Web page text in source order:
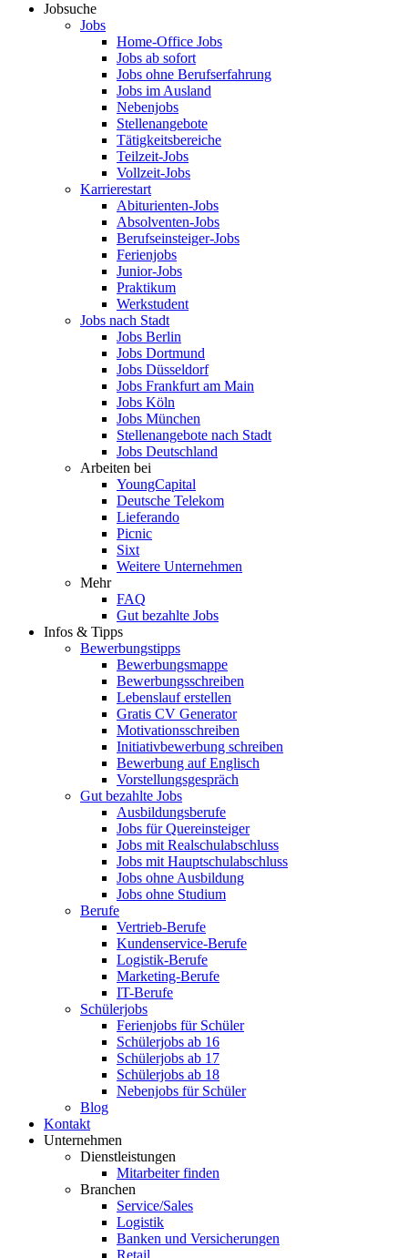
Jobsuche
Jobs
Home-Office Jobs
Jobs ab sofort
Jobs ohne Berufserfahrung
Jobs im Ausland
Nebenjobs
Stellenangebote
Tätigkeitsbereiche
Teilzeit-Jobs
Vollzeit-Jobs
Karrierestart
Abiturienten-Jobs
Absolventen-Jobs
Berufseinsteiger-Jobs
Ferienjobs
Junior-Jobs
Praktikum
Werkstudent
Jobs nach Stadt
Jobs Berlin
Jobs Dortmund
Jobs Düsseldorf
Jobs Frankfurt am Main
Jobs Köln
Jobs München
Stellenangebote nach Stadt
Jobs Deutschland
Arbeiten bei
YoungCapital
Deutsche Telekom
Lieferando
Picnic
Sixt
Weitere Unternehmen
Mehr
FAQ
Gut bezahlte Jobs
Infos & Tipps
Bewerbungstipps
Bewerbungsmappe
Bewerbungsschreiben
Lebenslauf erstellen
Gratis CV Generator
Motivationsschreiben
Initiativbewerbung schreiben
Bewerbung auf Englisch
Vorstellungsgespräch
Gut bezahlte Jobs
Ausbildungsberufe
Jobs für Quereinsteiger
Jobs mit Realschulabschluss
Jobs mit Hauptschulabschluss
Jobs ohne Ausbildung
Jobs ohne Studium
Berufe
Vertrieb-Berufe
Kundenservice-Berufe
Logistik-Berufe
Marketing-Berufe
IT-Berufe
Schülerjobs
Ferienjobs für Schüler
Schülerjobs ab 16
Schülerjobs ab 17
Schülerjobs ab 18
Nebenjobs für Schüler
Blog
Kontakt
Unternehmen
Dienstleistungen
Mitarbeiter finden
Branchen
Service/Sales
Logistik
Banken und Versicherungen
Retail